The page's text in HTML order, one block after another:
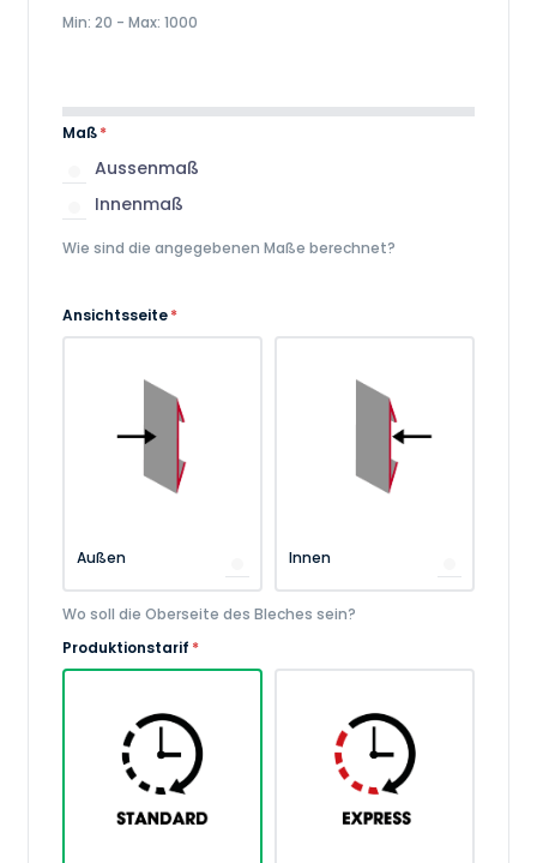
Min: 20 - Max: 1000
Maß*
Aussenmaß
Innenmaß
Wie sind die angegebenen Maße berechnet?
Ansichtsseite*
Außen Innen
Wo soll die Oberseite des Bleches sein?
Produktionstarif *